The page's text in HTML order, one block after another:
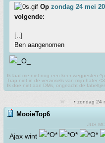
Op zondag 24 mei
volgende:
[..]
Ben aangenomen
Ik laat me niet nog een keer wegpesten
Trap niet in de verzinsels van mijn hater <3
Ik doe niet aan DMs, ongeacht de
• zondag 24
MooieTop6
JUS
Ajax wint